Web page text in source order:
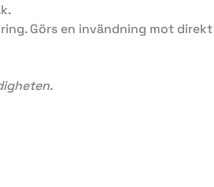
Görs en invändning mot